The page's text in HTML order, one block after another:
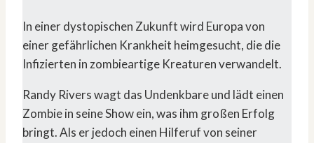
In einer dystopischen Zukunft wird Europa von
einer gefährlichen Krankheit heimgesucht, die die
Infizierten in zombieartige Kreaturen verwandelt.
Randy Rivers wagt das Undenkbare und lädt einen
Zombie in seine Show ein, was ihm großen Erfolg
bringt. Als er jedoch einen Hilferuf von seiner